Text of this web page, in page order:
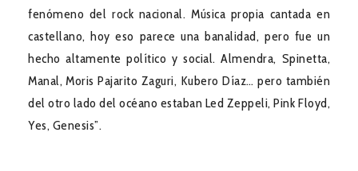
fenómeno del rock nacional. Música propia cantada en
castellano, hoy eso parece una banalidad, pero fue un
hecho altamente político y social. Almendra, Spinetta,
Manal, Moris Pajarito Zaguri, Kubero Díaz… pero también
del otro lado del océano estaban Led Zeppeli, Pink Floyd,
Yes, Genesis”.